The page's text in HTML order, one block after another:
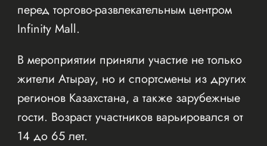
перед торгово-развлекательным центром
Infinity Mall.
В мероприятии приняли участие не только
жители Атырау, но и спортсмены из других
регионов Казахстана, а также зарубежные
гости. Возраст участников варьировался от
14 до 65 лет.